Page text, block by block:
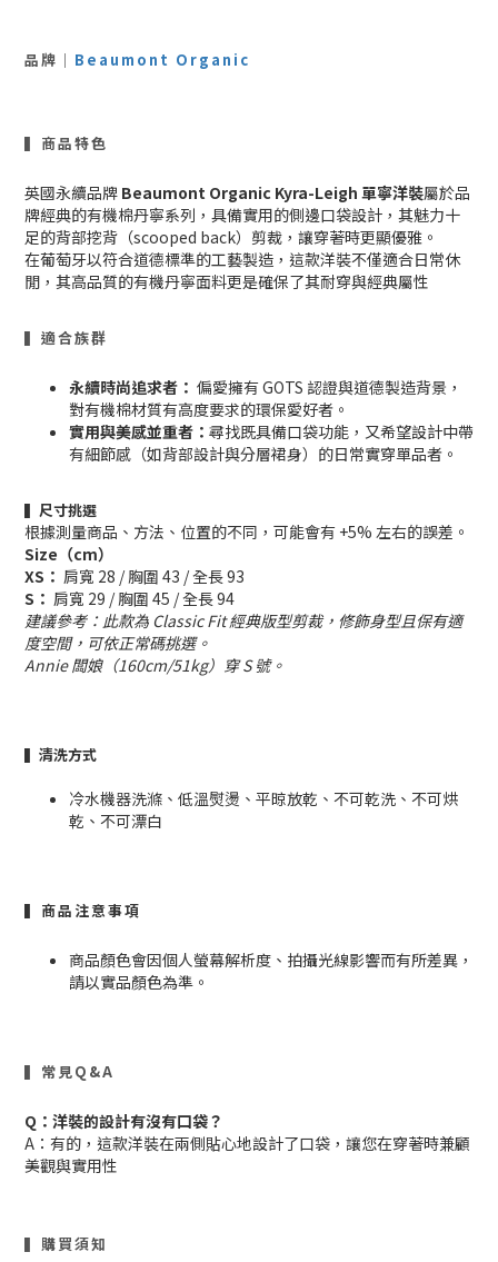
品牌｜ Beaumont Organic
▍商品特色
英國永續品牌 Beaumont Organic Kyra-Leigh 單寧洋裝屬於品
牌經典的有機棉丹寧系列，具備實用的側邊口袋設計，其魅力十
足的背部挖背（scooped back）剪裁，讓穿著時更顯優雅。
在葡萄牙以符合道德標準的工藝製造，這款洋裝不僅適合日常休
閒，其高品質的有機丹寧面料更是確保了其耐穿與經典屬性
▍適合族群
永續時尚追求者： 偏愛擁有 GOTS 認證與道德製造背景，
對有機棉材質有高度要求的環保愛好者。
實用與美感並重者： 尋找既具備口袋功能，又希望設計中帶
有細節感（如背部設計與分層裙身）的日常實穿單品者。
▍尺寸挑選
根據測量商品、方法、位置的不同，可能會有 +5% 左右的誤差。
Size（cm）
XS： 肩寬 28 / 胸圍 43 / 全長 93
S： 肩寬 29 / 胸圍 45 / 全長 94
建議參考：此款為 Classic Fit 經典版型剪裁，修飾身型且保有適
度空間，可依正常碼挑選。
Annie 闆娘（160cm/51kg）穿 S 號。
▍清洗方式
冷水機器洗滌、低溫熨燙、平晾放乾、不可乾洗、不可烘
乾、不可漂白
▍商品注意事項
商品顏色會因個人螢幕解析度、拍攝光線影響而有所差異，
請以實品顏色為準。
▍常見Q&A
Q：洋裝的設計有沒有口袋？
A：有的，這款洋裝在兩側貼心地設計了口袋，讓您在穿著時兼顧
美觀與實用性
▍購買須知